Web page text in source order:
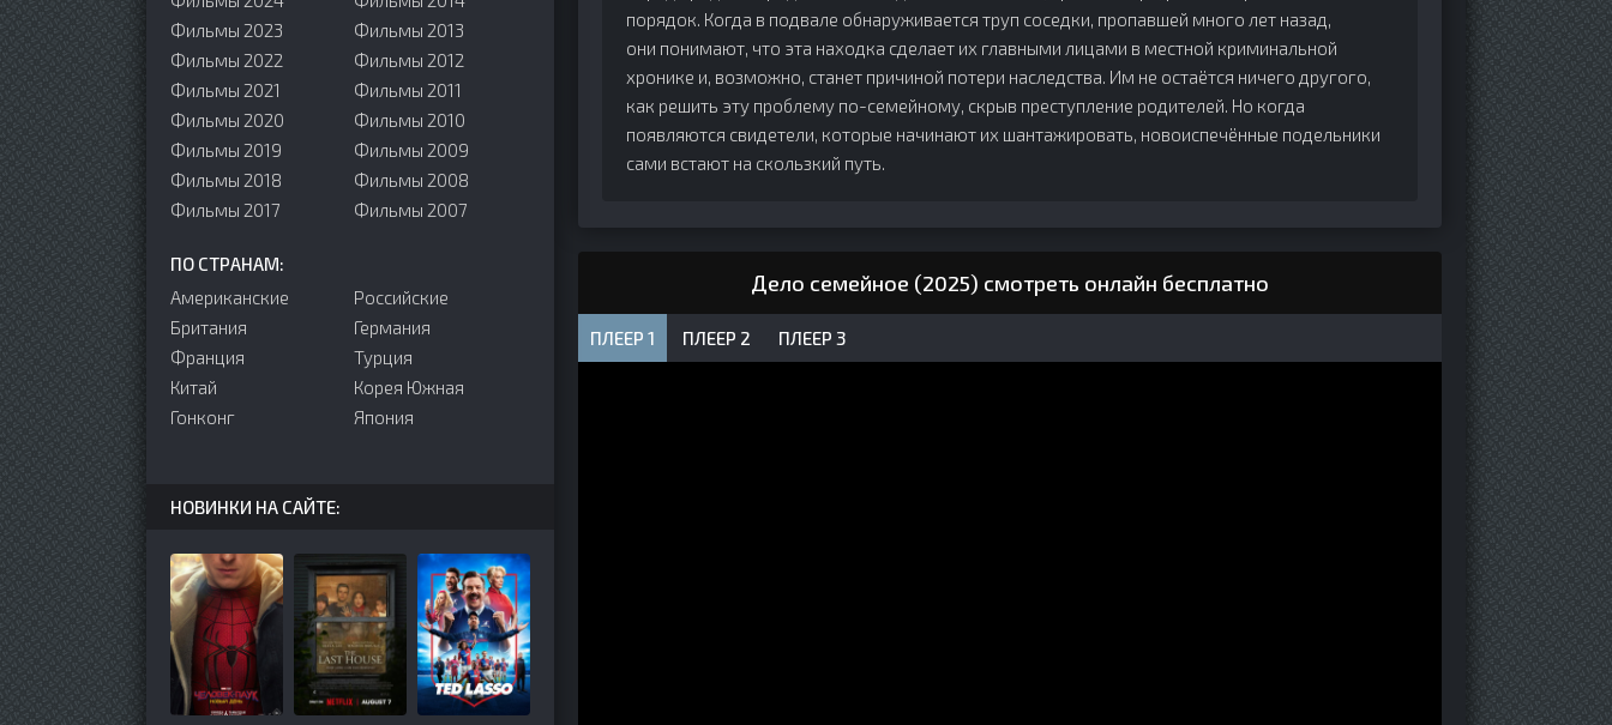
порядок. Когда в подвале обнаруживается труп соседки, пропавшей много лет назад,
они понимают, что эта находка сделает их главными лицами в местной криминальной
хронике и, возможно, станет причиной потери наследства. Им не остаётся ничего другого,
как решить эту проблему по-семейному, скрыв преступление родителей. Но когда
появляются свидетели, которые начинают их шантажировать, новоиспечённые подельники
сами встают на скользкий путь.
Дело семейное (2025) смотреть онлайн бесплатно
ПЛЕЕР 1 ПЛЕЕР 2 ПЛЕЕР 3
Фильмы 2023
Фильмы 2022
Фильмы 2021
Фильмы 2020
Фильмы 2019
Фильмы 2018
Фильмы 2017
Фильмы 2013
Фильмы 2012
Фильмы 2011
Фильмы 2010
Фильмы 2009
Фильмы 2008
Фильмы 2007
ПО СТРАНАМ:
Американские
Британия
Франция
Китай
Гонконг
Российские
Германия
Турция
Корея Южная
Япония
НОВИНКИ НА САЙТЕ: